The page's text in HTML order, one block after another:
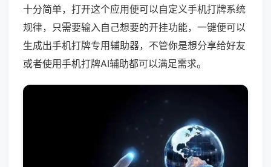
十分简单，打开这个应用便可以自定义手机打牌系统
规律，只需要输入自己想要的开挂功能，一键便可以
生成出手机打牌专用辅助器，不管你是想分享给好友
或者使用手机打牌AI辅助都可以满足需求。